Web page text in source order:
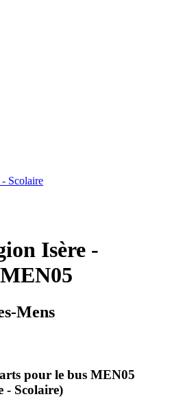
Scolaire
Isère -
Mens
pour le bus MEN05
- Scolaire)